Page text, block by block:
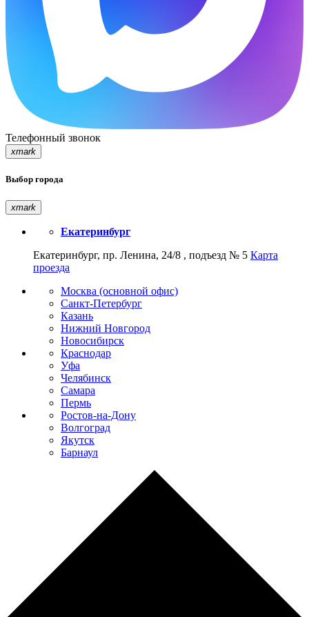
Телефонный звонок
xmark
Выбор города
xmark
Екатеринбург
Екатеринбург, пр. Ленина, 24/8 , подъезд № 5 Карта
проезда
Москва (основной офис)
Санкт-Петербург
Казань
Нижний Новгород
Новосибирск
Краснодар
Уфа
Челябинск
Самара
Пермь
Ростов-на-Дону
Волгоград
Якутск
Барнаул